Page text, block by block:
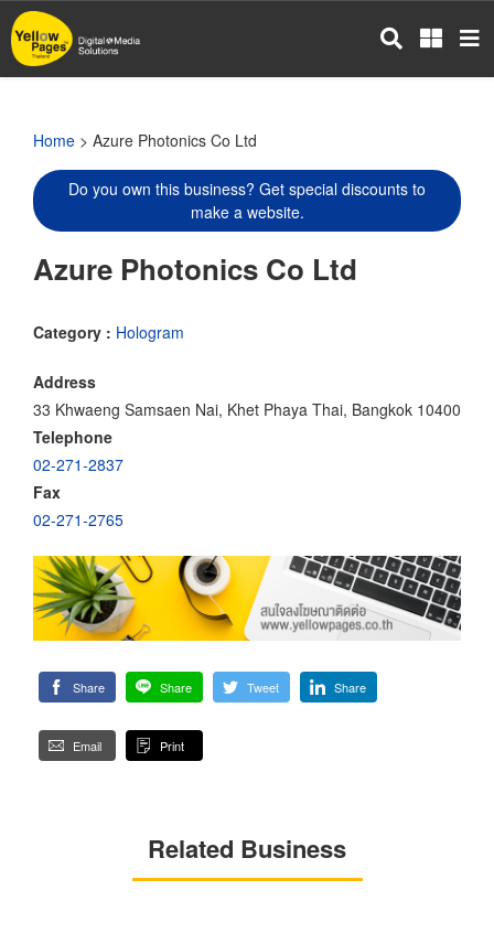
Skip
to
main
Home > Azure Photonics Co Ltd
Do you own this business? Get special discounts to
make a website.
Azure Photonics Co Ltd
Category : Hologram
Address
33 Khwaeng Samsaen Nai, Khet Phaya Thai, Bangkok 10400
Telephone
02-271-2837
Fax
02-271-2765
Share Share Tweet Share
Email Print
Related Business